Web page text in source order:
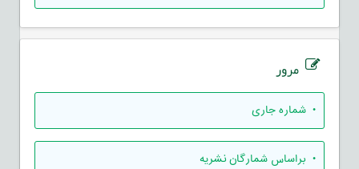
مرور
• شماره جاری
• براساس شمارگان نشریه